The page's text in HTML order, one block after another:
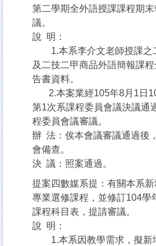
第二學期全外語授課課程期
議。
說 明：
1.本系李介文老師授課之
及二技二甲商品外語簡報課
告書資料。
2.本案業經105年8月1日
第1次系課程委員會議決議通
程委員會議審議。
辦 法：俟本會議審議通過後
會備查。
決 議：照案通過。
提案四數媒系提：有關本系
專業選修課程，並修訂104學
課程科目表，提請審議。
說 明：
1.本系因教學需求，擬新